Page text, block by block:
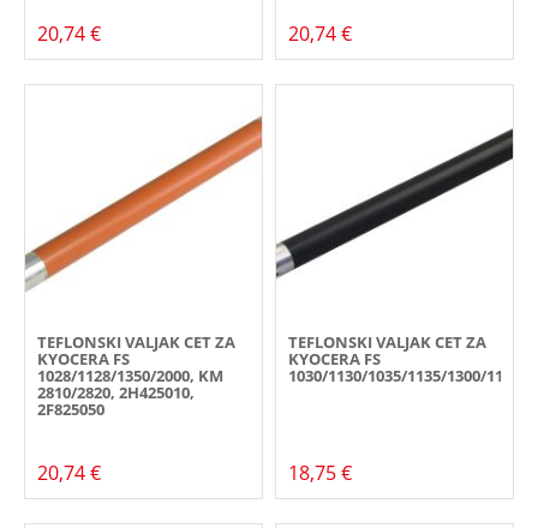
20,74 € 20,74 €
TEFLONSKI VALJAK CET ZA
KYOCERA FS
1028/1128/1350/2000, KM
2810/2820, 2H425010,
2F825050
20,74 €
TEFLONSKI VALJAK CET ZA
KYOCERA FS
1030/1130/1035/1135/1300/1110/
18,75 €